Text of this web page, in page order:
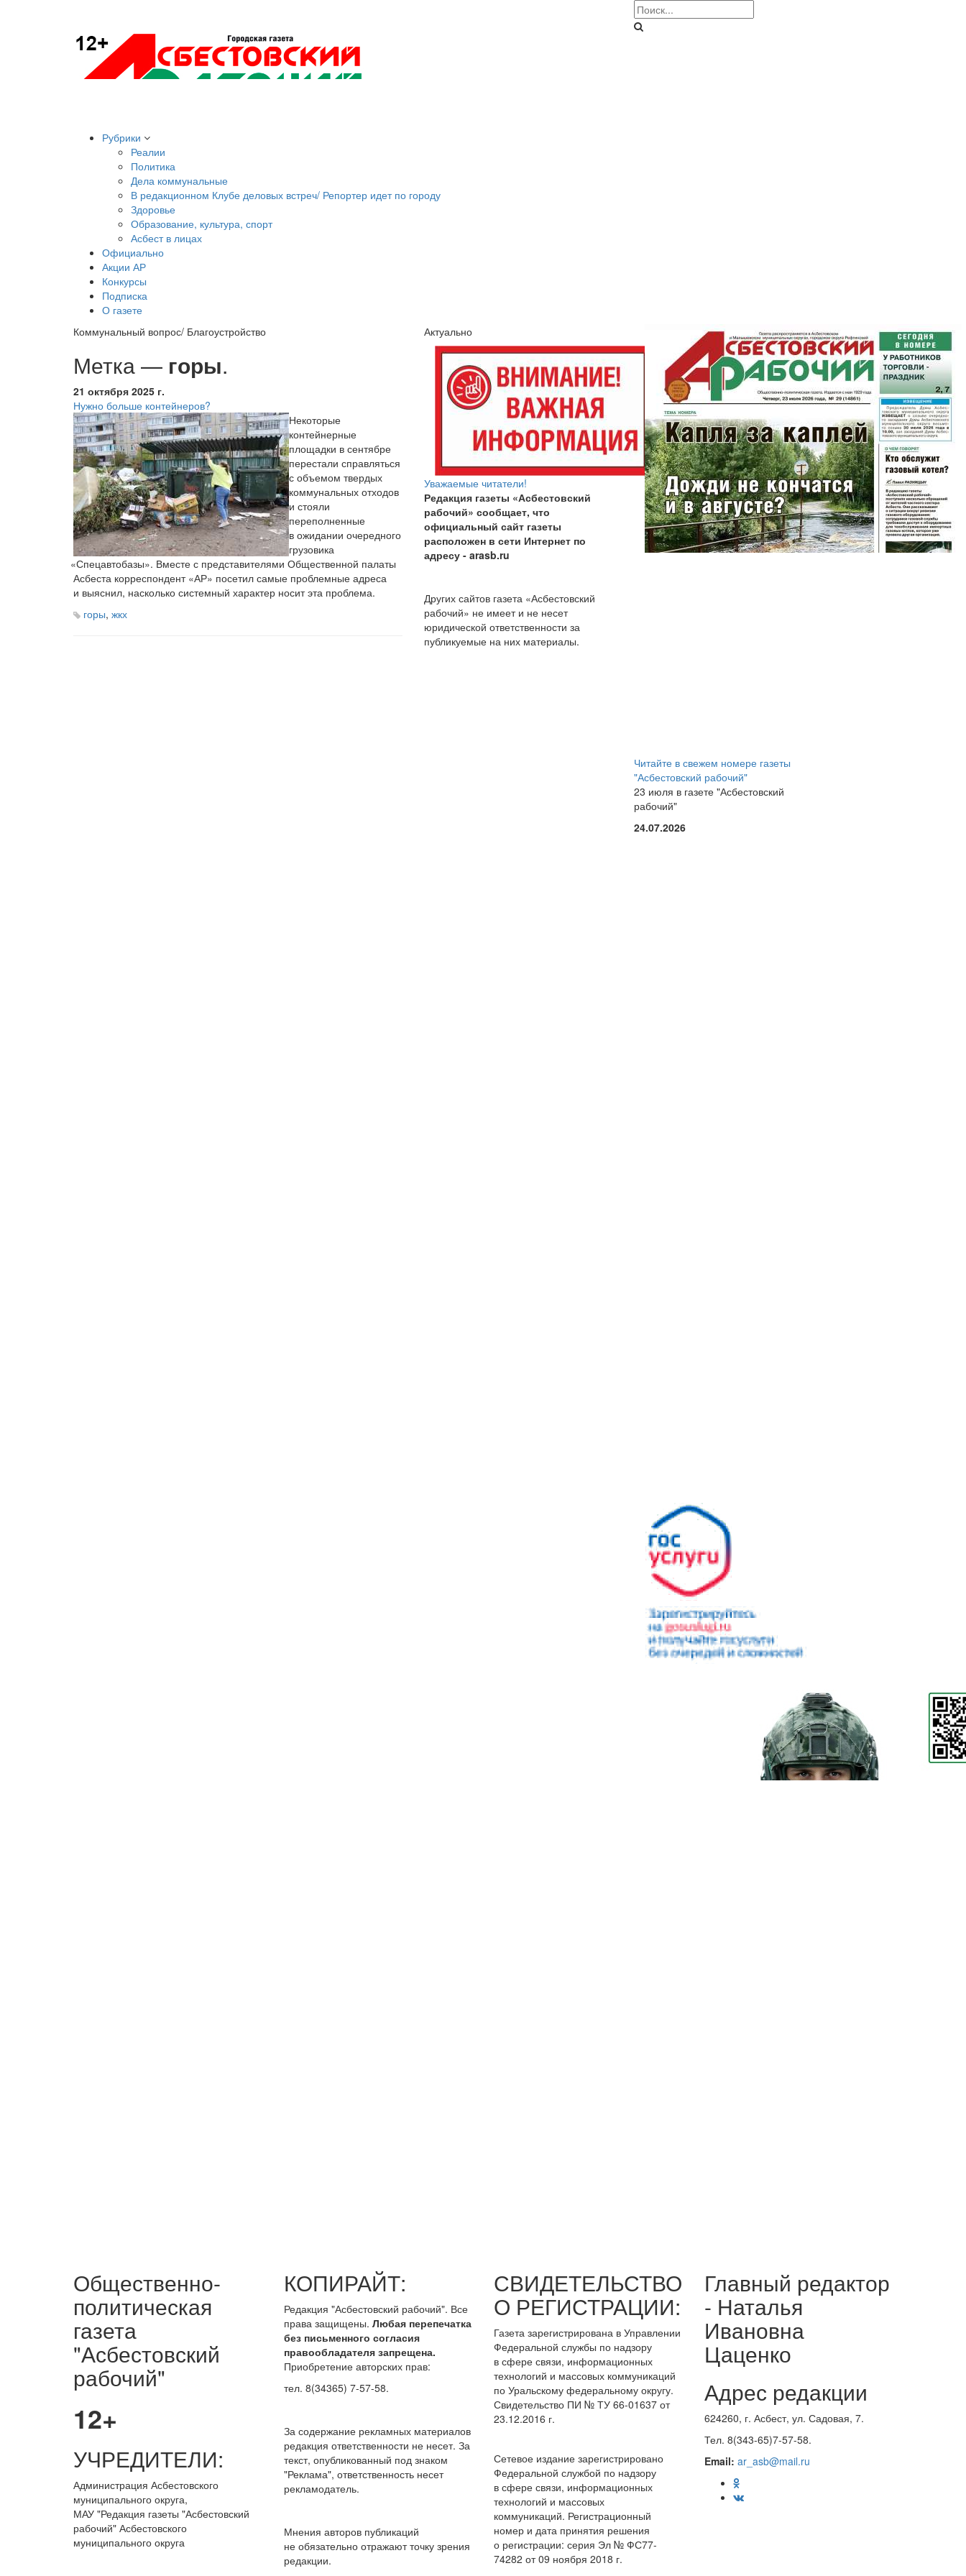
Рубрики
Реалии
Политика
Дела коммунальные
В редакционном Клубе деловых встреч/ Репортер идет по городу
Здоровье
Образование, культура, спорт
Асбест в лицах
Официально
Акции АР
Конкурсы
Подписка
О газете
Коммунальный вопрос/ Благоустройство
Метка — горы.
21 октября 2025 г.
Нужно больше контейнеров?
Некоторые
контейнерные
площадки в сентябре
перестали справляться
с объемом твердых
коммунальных отходов
и стояли
переполненные
в ожидании очередного
грузовика
«Спецавтобазы». Вместе с представителями Общественной палаты
Асбеста корреспондент «АР» посетил самые проблемные адреса
и выяснил, насколько системный характер носит эта проблема.
горы, жкх
Актуально
Уважаемые читатели!
Редакция газеты «Асбестовский
рабочий» сообщает, что
официальный сайт газеты
расположен в сети Интернет по
адресу - arasb.ru
Других сайтов газета «Асбестовский
рабочий» не имеет и не несет
юридической ответственности за
публикуемые на них материалы.
Читайте в свежем номере газеты
"Асбестовский рабочий"
23 июля в газете "Асбестовский
рабочий"
24.07.2026
Общественно-
политическая
газета
"Асбестовский
рабочий"
12+
УЧРЕДИТЕЛИ:
Администрация Асбестовского
муниципального округа,
МАУ"Редакция газеты "Асбестовский
рабочий" Асбестовского
муниципального округа
КОПИРАЙТ:
Редакция "Асбестовский рабочий". Все
права защищены. Любая перепечатка
без письменного согласия
правообладателя запрещена.
Приобретение авторских прав:
тел. 8(34365) 7-57-58.
За содержание рекламных материалов
редакция ответственности не несет. За
текст, опубликованный под знаком
"Реклама", ответственность несет
рекламодатель.
Мнения авторов публикаций
не обязательно отражают точку зрения
редакции.
СВИДЕТЕЛЬСТВО
О РЕГИСТРАЦИИ:
Газета зарегистрирована в Управлении
Федеральной службы по надзору
в сфере связи, информационных
технологий и массовых коммуникаций
по Уральскому федеральному округу.
Свидетельство ПИ № ТУ 66-01637 от
23.12.2016 г.
Сетевое издание зарегистрировано
Федеральной службой по надзору
в сфере связи, информационных
технологий и массовых
коммуникаций. Регистрационный
номер и дата принятия решения
о регистрации: серия Эл № ФС77-
74282 от 09 ноября 2018 г.
Главный редактор
- Наталья
Ивановна
Цаценко
Адрес редакции
624260, г. Асбест, ул. Садовая, 7.
Тел. 8(343-65)7-57-58.
Email: ar_asb@mail.ru